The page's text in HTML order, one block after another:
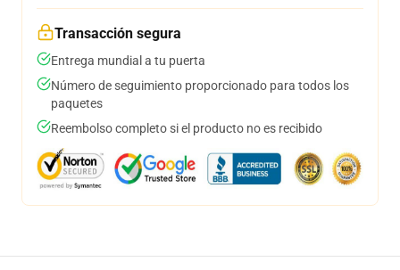
Transacción segura
Entrega mundial a tu puerta
Número de seguimiento proporcionado para todos los
paquetes
Reembolso completo si el producto no es recibido